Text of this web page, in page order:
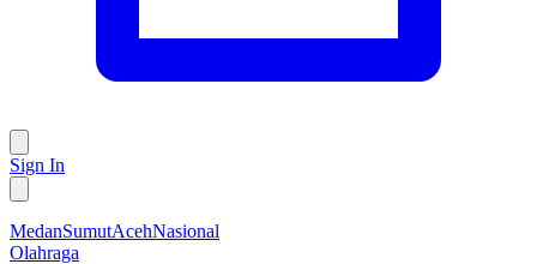
Sign In
MedanSumutAcehNasional
Olahraga